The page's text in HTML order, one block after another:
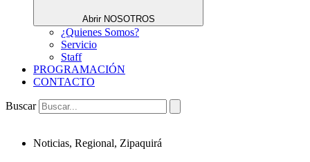
Abrir NOSOTROS
¿Quienes Somos?
Servicio
Staff
PROGRAMACIÓN
CONTACTO
Buscar
Noticias, Regional, Zipaquirá